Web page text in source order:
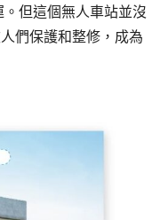
但這個無人車站並沒
們保護和整修，成為